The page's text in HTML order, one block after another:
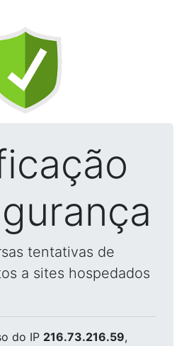
tentativas de
a sites hospedados
do IP 216.73.216.59,